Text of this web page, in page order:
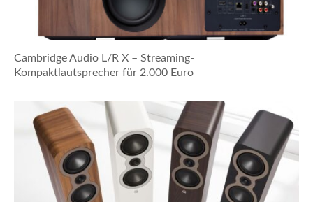
Cambridge Audio L/R X – Streaming-
Kompaktlautsprecher für 2.000 Euro